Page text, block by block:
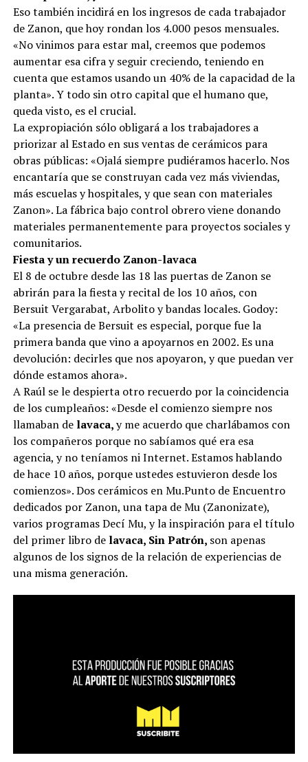
Eso también incidirá en los ingresos de cada trabajador
de Zanon, que hoy rondan los 4.000 pesos mensuales.
«No vinimos para estar mal, creemos que podemos
aumentar esa cifra y seguir creciendo, teniendo en
cuenta que estamos usando un 40% de la capacidad de la
planta». Y todo sin otro capital que el humano que,
queda visto, es el crucial.
La expropiación sólo obligará a los trabajadores a
priorizar al Estado en sus ventas de cerámicos para
obras públicas: «Ojalá siempre pudiéramos hacerlo. Nos
encantaría que se construyan cada vez más viviendas,
más escuelas y hospitales, y que sean con materiales
Zanon». La fábrica bajo control obrero viene donando
materiales permanentemente para proyectos sociales y
comunitarios.
Fiesta y un recuerdo Zanon-lavaca
El 8 de octubre desde las 18 las puertas de Zanon se
abrirán para la fiesta y recital de los 10 años, con
Bersuit Vergarabat, Arbolito y bandas locales. Godoy:
«La presencia de Bersuit es especial, porque fue la
primera banda que vino a apoyarnos en 2002. Es una
devolución: decirles que nos apoyaron, y que puedan ver
dónde estamos ahora».
A Raúl se le despierta otro recuerdo por la coincidencia
de los cumpleaños: «Desde el comienzo siempre nos
llamaban de lavaca,y me acuerdo que charlábamos con
los compañeros porque no sabíamos qué era esa
agencia, y no teníamos ni Internet. Estamos hablando
de hace 10 años, porque ustedes estuvieron desde los
comienzos». Dos cerámicos en Mu.Punto de Encuentro
dedicados por Zanon, una tapa de Mu (Zanonizate),
varios programas Decí Mu, y la inspiración para el título
del primer libro de lavaca, Sin Patrón, son apenas
algunos de los signos de la relación de experiencias de
una misma generación.